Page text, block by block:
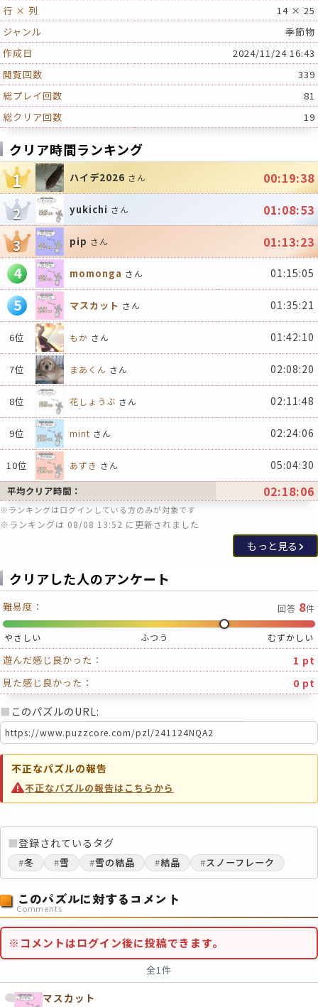
行 × 列
14 × 25
ジャンル
季節物
作成日
2024/11/24 16:43
閲覧回数
339
総プレイ回数
81
総クリア回数
19
クリア時間ランキング
1 ハイデ2026 さん 00:19:38
2 yukichi さん 01:08:53
3 pip さん 01:13:23
4 momonga さん 01:15:05
5 マスカット さん 01:35:21
6位 もか さん 01:42:10
7位 まあくん さん 02:08:20
8位 花しょうぶ さん 02:11:48
9位 mint さん 02:24:06
10位 あずき さん 05:04:30
平均クリア時間： 02:18:06
※ランキングはログインしている方のみが対象です
※ランキングは 08/08 13:52 に更新されました
もっと見る
クリアした人のアンケート
難易度： 回答 8件
やさしい ふつう むずかしい
遊んだ感じ良かった： 1 pt
見た感じ良かった：
0 pt
■ このパズルのURL:
不正なパズルの報告
不正なパズルの報告はこちらから
■登録されているタグ
#冬 #雪 #雪の結晶 #結晶 #スノーフレーク
このパズルに対するコメント
Comments
※コメントはログイン後に投稿できます。
全1件
マスカット